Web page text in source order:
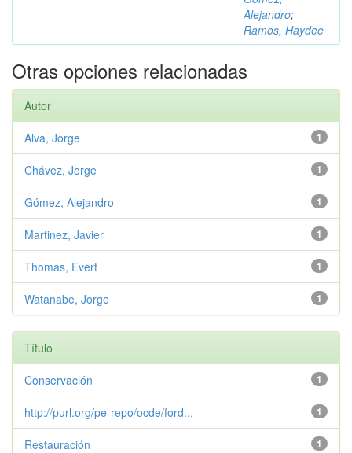
Alejandro;
Ramos, Haydee
Otras opciones relacionadas
Autor
1
Alva, Jorge
1
Chávez, Jorge
1
Gómez, Alejandro
1
Martinez, Javier
1
Thomas, Evert
1
Watanabe, Jorge
Título
1
Conservación
1
http://purl.org/pe-repo/ocde/ford...
1
Restauración